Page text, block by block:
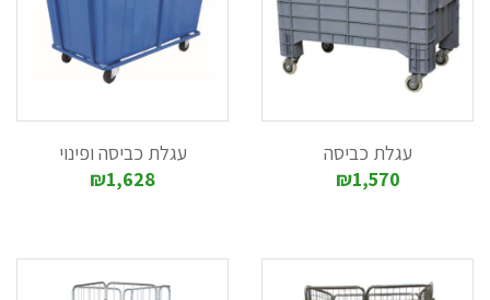
עגלת כביסה
₪1,570
עגלת כביסה ופינוי
₪1,628